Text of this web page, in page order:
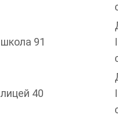
школа 91
лицей 40